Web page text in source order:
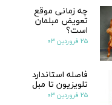
کمد و بوفه
چه زمانی موقع
تعویض مبلمان
است؟
۲۵ فروردین ۰۳
فاصله استاندارد
تلویزیون تا مبل
۲۵ فروردین ۰۳